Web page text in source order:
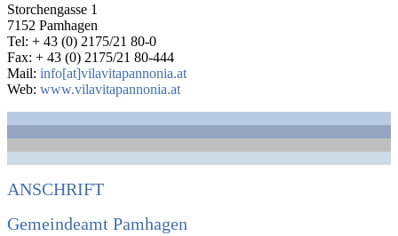
Storchengasse 1
7152 Pamhagen
Tel: + 43 (0) 2175/21 80-0
Fax: + 43 (0) 2175/21 80-444
Mail: info[at]vilavitapannonia.at
Web: www.vilavitapannonia.at
ANSCHRIFT
Gemeindeamt Pamhagen